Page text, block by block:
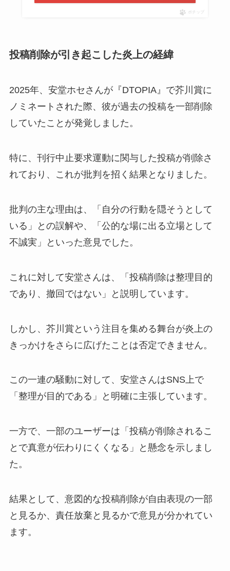
ポチップ
投稿削除が引き起こした炎上の経緯
2025年、安堂ホセさんが『DTOPIA』で芥川賞に
ノミネートされた際、彼が過去の投稿を一部削除
していたことが発覚しました。
特に、刊行中止要求運動に関与した投稿が削除さ
れており、これが批判を招く結果となりました。
批判の主な理由は、「自分の行動を隠そうとして
いる」との誤解や、「公的な場に出る立場として
不誠実」といった意見でした。
これに対して安堂さんは、「投稿削除は整理目的
であり、撤回ではない」と説明しています。
しかし、芥川賞という注目を集める舞台が炎上の
きっかけをさらに広げたことは否定できません。
この一連の騒動に対して、安堂さんはSNS上で
「整理が目的である」と明確に主張しています。
一方で、一部のユーザーは「投稿が削除されるこ
とで真意が伝わりにくくなる」と懸念を示しまし
た。
結果として、意図的な投稿削除が自由表現の一部
と見るか、責任放棄と見るかで意見が分かれてい
ます。